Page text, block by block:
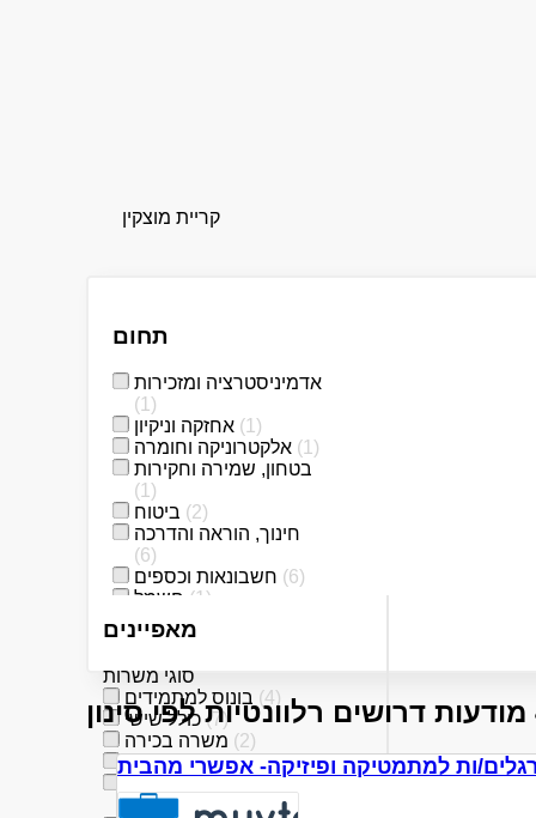
קריית מוצקין
תחום
אדמיניסטרציה ומזכירות
(1)
(1)
(1)
בטחון, שמירה וחקירות
(1)
(2)
חינוך, הוראה והדרכה
(6)
(6)
(1)
מחשבים ותוכנה(1)
מכונות, ייצור ותעשיה
(8)
מכירות(7)
נהגים, רכב ותחבורה
מאפיינים
סוגי משרות
(4)
כולל שישי(7)
(2)
משרה מפוצלת(4)
מתאים כעבודה שניה
(4)
ות למתמטיקה ופיזיקה- אפשרי מהבית